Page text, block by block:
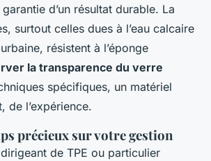
d’un résultat durable. La
surtout celles dues à l’eau calcaire
résistent à l’éponge
la transparence du verre
spécifiques, un matériel
de l’expérience.
précieux sur votre gestion
de TPE ou particulier